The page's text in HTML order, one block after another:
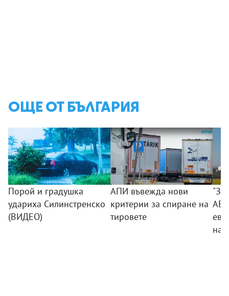
ОЩЕ ОТ БЪЛГАРИЯ
Порой и градушка
удариха Силинстренско
(ВИДЕО)
АПИ въвежда нови
критерии за спиране на
тировете
на